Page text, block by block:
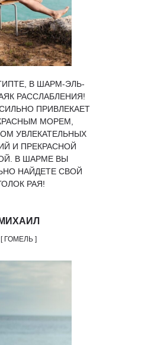
В ШАРМ-ЭЛЬ-
РАССЛАБЛЕНИЯ!
ПРИВЛЕКАЕТ
МОРЕМ,
УВЛЕКАТЕЛЬНЫХ
И ПРЕКРАСНОЙ
В ШАРМЕ ВЫ
НАЙДЕТЕ СВОЙ
РАЯ!
МИХАИЛ
[ ГОМЕЛЬ ]